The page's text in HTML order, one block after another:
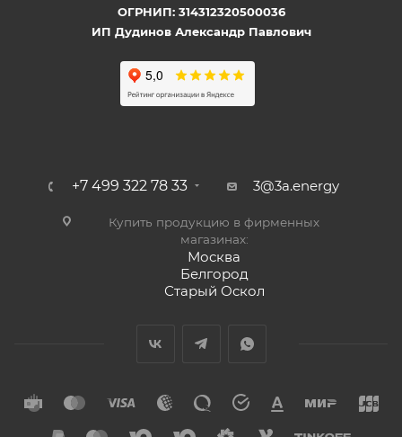
ОГРНИП: 314312320500036
ИП Дудинов Александр Павлович
+7 499 322 78 33 3@3a.energy
Купить продукцию в фирменных
магазинах:
Москва
Белгород
Старый Оскол